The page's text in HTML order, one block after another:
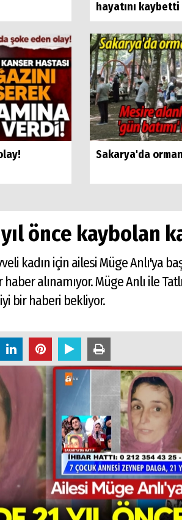
hayatını kaybetti
Sakarya'da
önce kaybolan
kadın için ailesi Müge Anlı'ya
haber alınamıyor. Müge Anlı ile
bir haberi bekliyor.